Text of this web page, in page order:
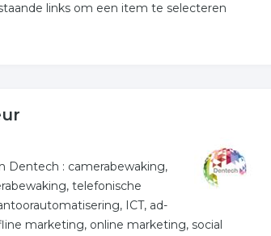
links om een item te selecteren
Dentech : camerabewaking,
telefonische
ICT, ad-
marketing, online marketing, social